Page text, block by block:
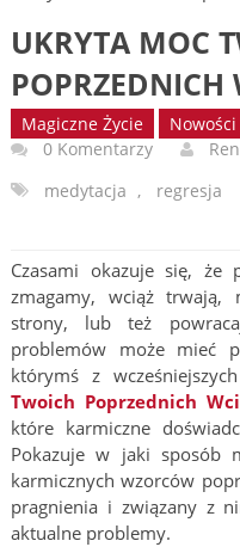
UKRYTA MOC
POPRZEDNICH
Magiczne Życie Nowości
0 Komentarzy
medytacja , regresja
Czasami okazuje się,
zmagamy, wciąż trwają,
strony, lub też
problemów może mieć
którymś z
Twoich Poprzednich
które karmiczne
Pokazuje w jaki sposób
karmicznych wzorców
pragnienia i związany z
aktualne problemy.